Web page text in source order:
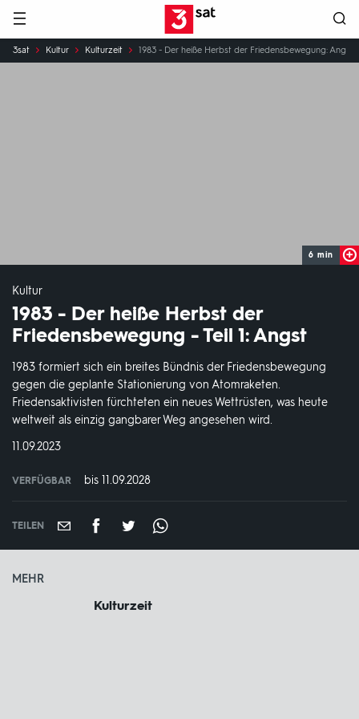
Hauptnavigation 3SAT
Sie
sind
3sat Kultur Kulturzeit 1983 - Der heiße Herbst der Friedensbewegung: Angst
6 min
Kultur
1983 - Der heiße Herbst der
Friedensbewegung - Teil 1: Angst
1983 formiert sich ein breites Bündnis der Friedensbewegung
gegen die geplante Stationierung von Atomraketen.
Friedensaktivisten fürchteten ein neues Wettrüsten, was heute
weltweit als einzig gangbarer Weg angesehen wird.
DATUM:
11.09.2023
VERFÜGBAR bis 11.09.2028
TEILEN
MEHR
Kulturzeit